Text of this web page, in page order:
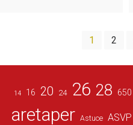
1 2
14 16 20 24 26 28 650
aretaper Astuce ASVP